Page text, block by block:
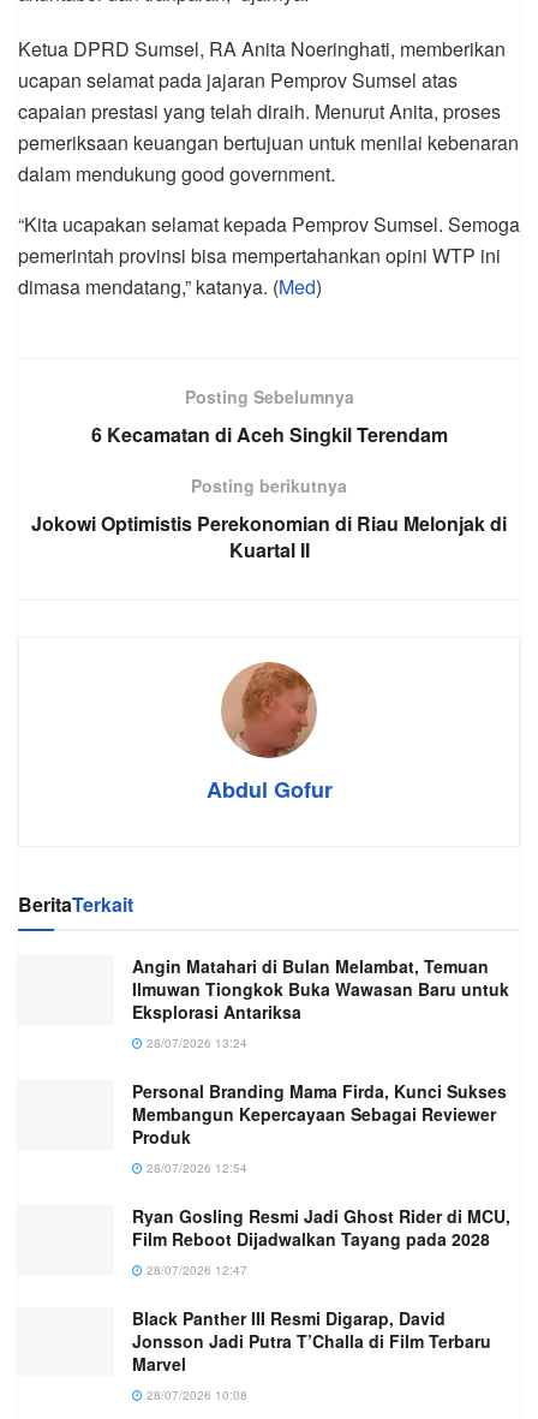
Ketua DPRD Sumsel, RA Anita Noeringhati, memberikan
ucapan selamat pada jajaran Pemprov Sumsel atas
capaian prestasi yang telah diraih. Menurut Anita, proses
pemeriksaan keuangan bertujuan untuk menilai kebenaran
dalam mendukung good government.
“Kita ucapakan selamat kepada Pemprov Sumsel. Semoga
pemerintah provinsi bisa mempertahankan opini WTP ini
dimasa mendatang,” katanya. (Med)
Posting Sebelumnya
6 Kecamatan di Aceh Singkil Terendam
Posting berikutnya
Jokowi Optimistis Perekonomian di Riau Melonjak di
Kuartal II
Abdul Gofur
BeritaTerkait
Angin Matahari di Bulan Melambat, Temuan
Ilmuwan Tiongkok Buka Wawasan Baru untuk
Eksplorasi Antariksa
28/07/2026 13:24
Personal Branding Mama Firda, Kunci Sukses
Membangun Kepercayaan Sebagai Reviewer
Produk
28/07/2026 12:54
Ryan Gosling Resmi Jadi Ghost Rider di MCU,
Film Reboot Dijadwalkan Tayang pada 2028
28/07/2026 12:47
Black Panther III Resmi Digarap, David
Jonsson Jadi Putra T’Challa di Film Terbaru
Marvel
28/07/2026 10:08